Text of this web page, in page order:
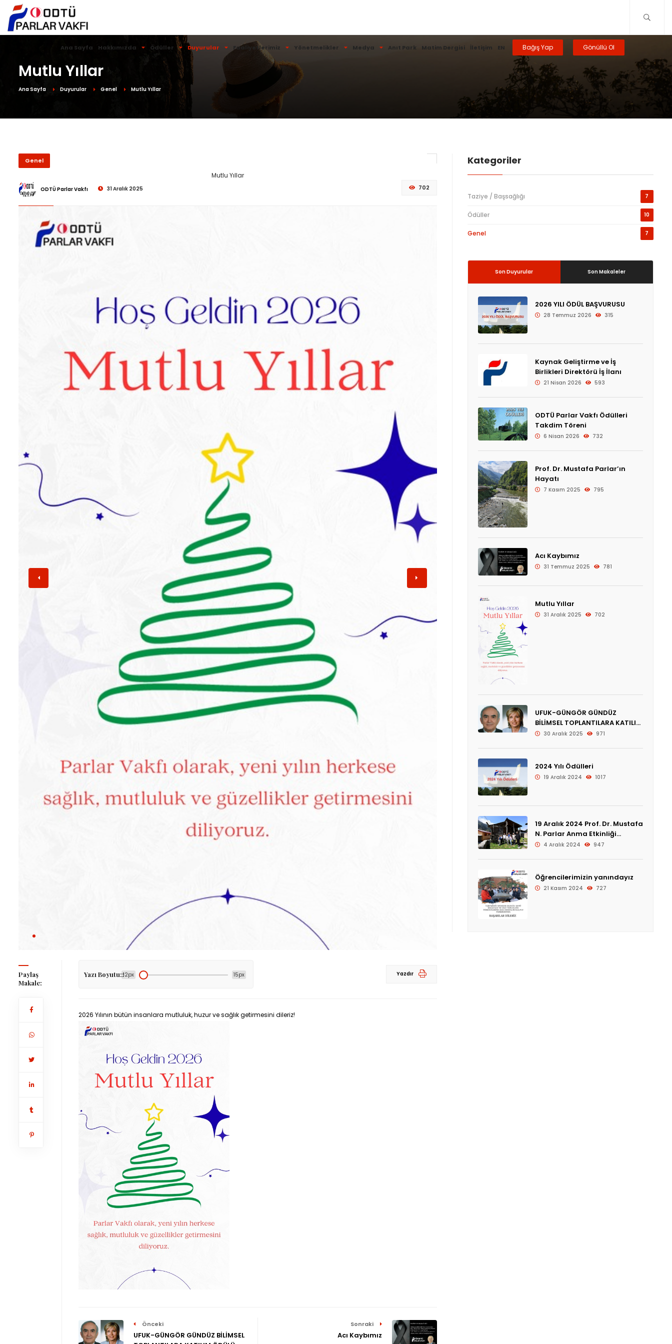
Ana Sayfa Hakkımızda Ödüller Duyurular Faaliyetlerimiz Yönetmelikler Medya Anıt Park Matim Dergisi İletişim EN Bağış Yap Gönüllü Ol
Mutlu Yıllar
Ana Sayfa Duyurular Genel Mutlu Yıllar
Genel
Mutlu Yıllar
ODTÜ Parlar Vakfı 31 Aralık 2025 702
Paylaş
Makale:
Yazı Boyutu::12px 15px Yazdır
2026 Yılının bütün insanlara mutluluk, huzur ve sağlık getirmesini dileriz!
Önceki
UFUK-GÜNGÖR GÜNDÜZ BİLİMSEL
Sonraki
Acı Kaybımız
Kategoriler
Taziye / Başsağlığı 7
Ödüller 10
Genel 7
Son Duyurular Son Makaleler
2026 YILI ÖDÜL BAŞVURUSU
28 Temmuz 2026 315
Kaynak Geliştirme ve İş
Birlikleri Direktörü İş İlanı
21 Nisan 2026 593
ODTÜ Parlar Vakfı Ödülleri
Takdim Töreni
6 Nisan 2026 732
Prof. Dr. Mustafa Parlar’ın
Hayatı
7 Kasım 2025 795
Acı Kaybımız
31 Temmuz 2025 781
Mutlu Yıllar
31 Aralık 2025 702
UFUK-GÜNGÖR GÜNDÜZ
BİLİMSEL TOPLANTILARA KATILIM
ÖDÜLÜ
30 Aralık 2025 971
2024 Yılı Ödülleri
19 Aralık 2024 1017
19 Aralık 2024 Prof. Dr. Mustafa
N. Parlar Anma Etkinliği
Programı
4 Aralık 2024 947
Öğrencilerimizin yanındayız
21 Kasım 2024 727